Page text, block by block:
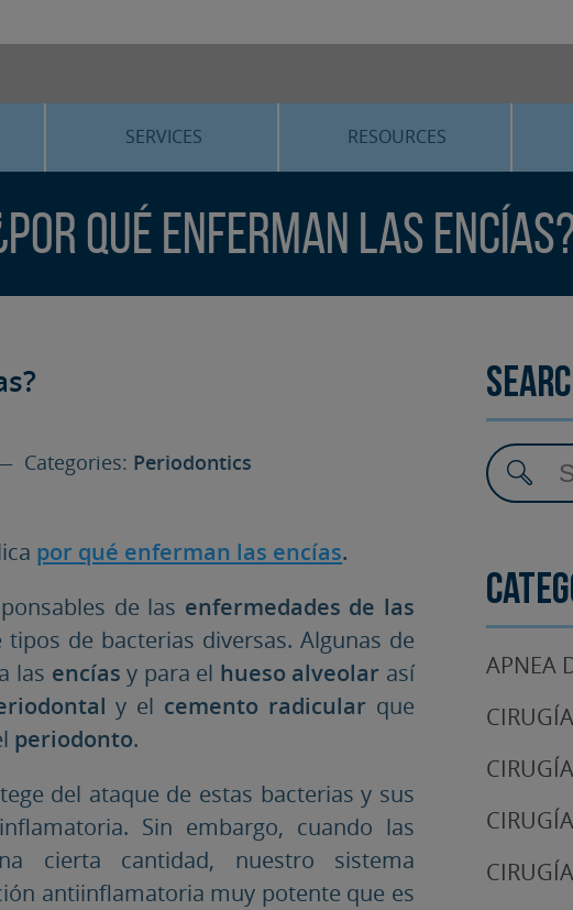
SERVICES
SLEEP APNEA
RESOURCES
BLOG
qué enferman las
Categories: Periodontics
por qué enferman las encías.
de las enfermedades de las
de bacterias diversas. Algunas de
las encías y para el hueso alveolar así
y el cemento radicular que
periodonto.
del ataque de estas bacterias y sus
Sin embargo, cuando las
cierta cantidad, nuestro sistema
antiinflamatoria muy potente que es
APNEA